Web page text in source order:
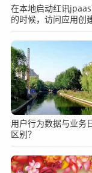
在本地启动红讯
的时候，访问应用创
502的提示怎么办？
用户行为数据与业务
区别？